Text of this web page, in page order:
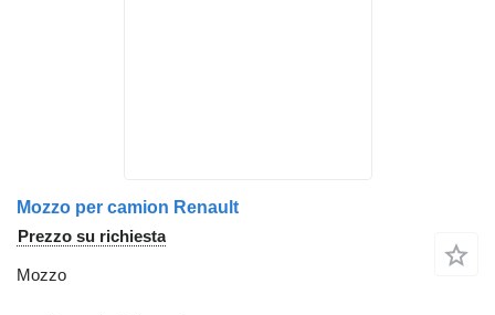
Mozzo per camion Renault
Prezzo su richiesta
Mozzo